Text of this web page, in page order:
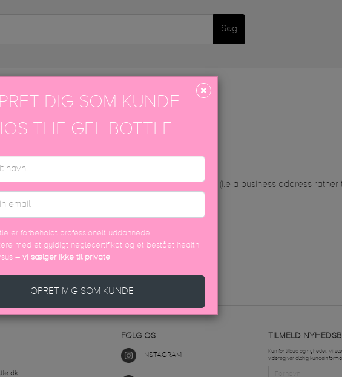
Søg
clicking on the “Reset Password” link.
email address you used to register your account (i.e a business address
SPØRGSMÅL?
KONTAKT OS
FØLG OS
INSTAGRAM
TILMELD
Kun for tilbud og nyheder. Vi
videregiver aldrig
DIG SOM KUNDE
THE GEL BOTTLE
er forbeholdt professionelt uddannede
med et gyldigt neglecertifikat og et bestået health
– vi sælger ikke til private.
OPRET MIG SOM KUNDE